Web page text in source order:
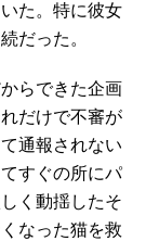
た。特に彼女
だった。
らできた企画
だけで不審が
通報されない
すぐの所にパ
く動揺したそ
なった猫を救